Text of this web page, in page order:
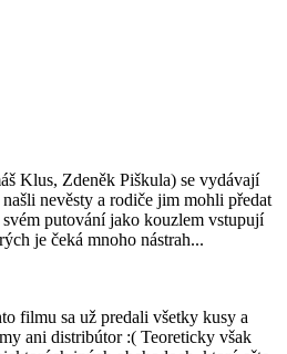
Klus, Zdeněk Piškula) se vydávají
nevěsty a rodiče jim mohli předat
putování jako kouzlem vstupují
je čeká mnoho nástrah...
filmu sa už predali všetky kusy a
ani distribútor :( Teoreticky však